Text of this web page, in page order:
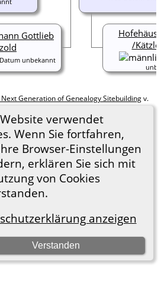
verwendet
Wenn Sie fortfahren,
Browser-Einstellungen
erklären Sie sich mit
von Cookies
anzeigen
Verstanden
/
Gottlieb
unbekannt
Generation of Genealogy Sitebuildingv.
von Darrin Lythgoe © 2001-2026.
e.V. . |Datenschutzerklärung
es zum Impressum
Webseite wechseln